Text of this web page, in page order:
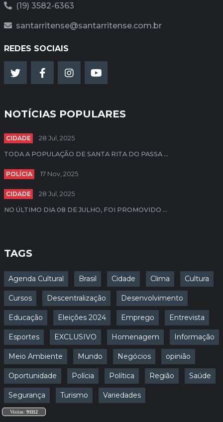
(19) 3582-6363
santarritense@santarritense.com.br
REDES SOCIAIS
NOTÍCIAS POPULARES
CIDADE 28 Jul, 2025
TODA A POPULAÇÃO DE SANTA RITA DO PASSA ...
POLÍCIA 17 Nov, 2025
CIDADE 28 Jul, 2025
NO ÚLTIMO DIA 08 DE JULHO, FOI PROMOVIDO ...
TAGS
Agenda Cultural Brasil Cidade Clima Cultura
Cursos Descentralização Desenvolvimento
Educação Eleições 2024 Emprego Entrevista
Esportes EXCLUSIVO Homenagem Informação
Meio Ambiente Mundo Negócios opinião
Oportunidade Polícia Política Região Saúde
Segurança Turismo Variedades
Visitas: 91112